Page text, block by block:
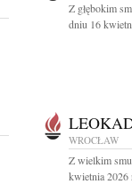
Z głębokim
dniu 16
WROCŁAW
Z wielkim
kwietnia 2026